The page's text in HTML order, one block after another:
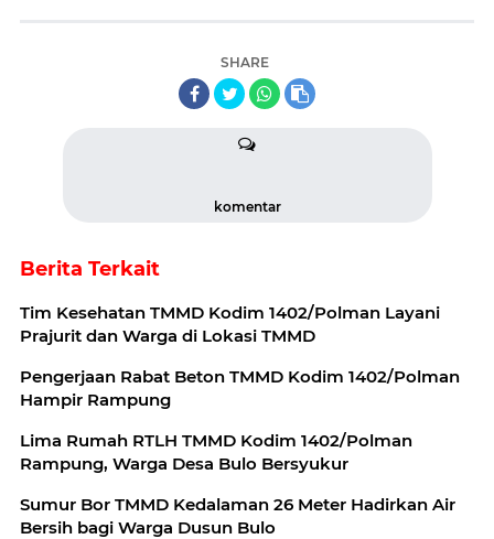
SHARE
komentar
Berita Terkait
Tim Kesehatan TMMD Kodim 1402/Polman Layani
Prajurit dan Warga di Lokasi TMMD
Pengerjaan Rabat Beton TMMD Kodim 1402/Polman
Hampir Rampung
Lima Rumah RTLH TMMD Kodim 1402/Polman
Rampung, Warga Desa Bulo Bersyukur
Sumur Bor TMMD Kedalaman 26 Meter Hadirkan Air
Bersih bagi Warga Dusun Bulo